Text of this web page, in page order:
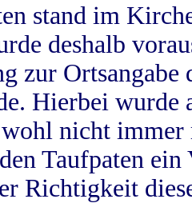
stand im
deshalb
zur
Hierbei wurde
nicht
Taufpaten
Richtigkeit